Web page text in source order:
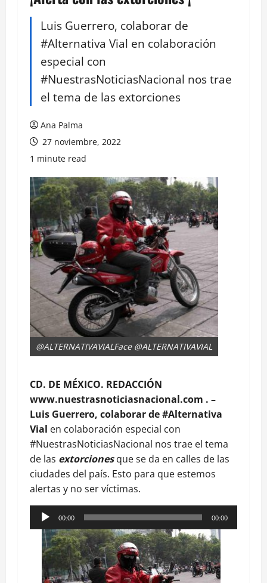
Luis Guerrero, colaborar de
#Alternativa Vial en colaboración
especial con
#NuestrasNoticiasNacional nos trae
el tema de las extorciones
Ana Palma
27 noviembre, 2022
1 minute read
@ALTERNATIVAVIALFace @ALTERNATIVAVIAL
CD. DE MÉXICO. REDACCIÓN
www.nuestrasnoticiasnacional.com . –
Luis Guerrero, colaborar de #Alternativa
Vial en colaboración especial con
#NuestrasNoticiasNacional nos trae el tema
de las extorciones que se da en calles de las
ciudades del país. Esto para que estemos
alertas y no ser víctimas.
Reproductor
de
audio
00:00 00:00